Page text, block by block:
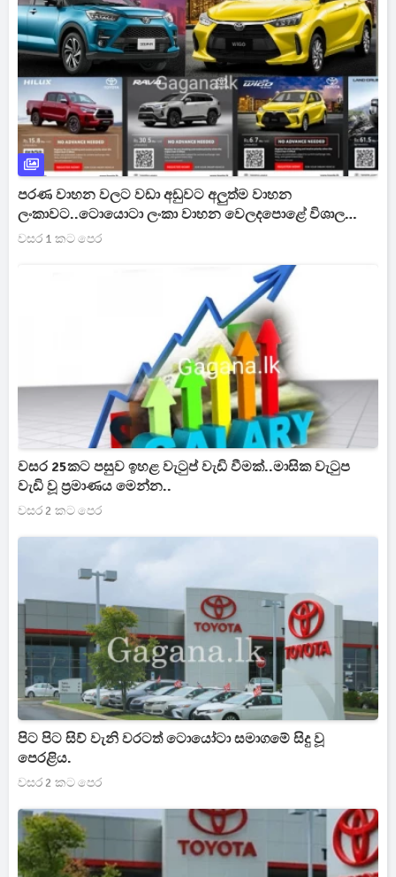
පරණ වාහන වලට වඩා අඩුවට අලුත්ම වාහන
ලංකාවට..ටොයොටා ලංකා වාහන වෙලදපොළේ විශාල
පෙරළියක් කරයි..(PHOTOS)
වසර 1 කට පෙර
වසර 25කට පසුව ඉහළ වැටුප් වැඩි වීමක්..මාසික වැටුප
වැඩි වූ ප්‍රමාණය මෙන්න..
වසර 2 කට පෙර
පිට පිට සිව් වැනි වරටත් ටොයෝටා සමාගමේ සිදු වූ
පෙරළිය.
වසර 2 කට පෙර